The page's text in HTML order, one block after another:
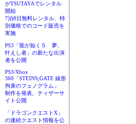
がTSUTAYAでレンタル
開始
7泊8日無料レンタル、特
別価格でのコード販売を
実施
PS3「龍が如く５ 夢、
叶えし者」の新たな出演
者を公開
PS3/Xbox
360「STEINS;GATE 線形
拘束のフェノグラム」
制作を発表。ティザーサ
イト公開
「ドラゴンクエストX」
の連続クエスト情報を公